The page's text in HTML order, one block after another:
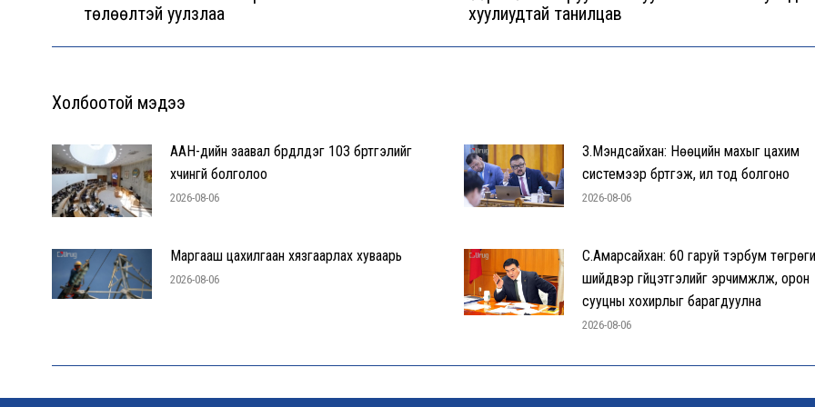
post:
төлөөлтэй уулзлаа
post:
хуулиудтай танилцав
Холбоотой мэдээ
ААН-үүдийн заавал бүрдүүлдэг 103 бүртгэлийг
хүчингүй болголоо
2026-08-06
З.Мэндсайхан: Нөөцийн махыг цахим
системээр бүртгэж, ил тод болгоно
2026-08-06
Маргааш цахилгаан хязгаарлах хуваарь
2026-08-06
С.Амарсайхан: 60 гаруй тэрбум
шийдвэр гүйцэтгэлийг эрчимжүүлж, орон
сууцны хохирлыг барагдуулна
2026-08-06